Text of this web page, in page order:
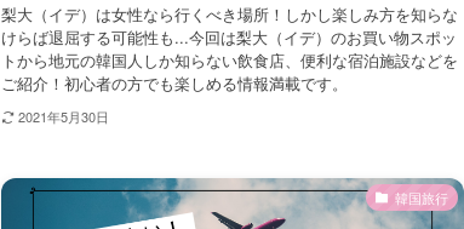
梨大（イデ）は女性なら行くべき場所！しかし楽しみ方を知らな
けらば退屈する可能性も...今回は梨大（イデ）のお買い物スポッ
トから地元の韓国人しか知らない飲食店、便利な宿泊施設などを
ご紹介！初心者の方でも楽しめる情報満載です。
2021年5月30日
韓国旅行